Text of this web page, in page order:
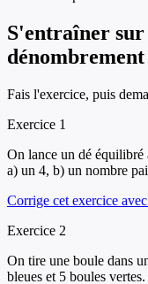
S'entraîner sur
dénombrement
Fais l'exercice, puis
Exercice 1
On lance un dé
a) un 4, b) un nombre
Corrige cet exercice
Exercice 2
On tire une boule dans
bleues et 5 boules